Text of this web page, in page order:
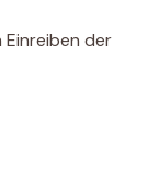
Einreiben der